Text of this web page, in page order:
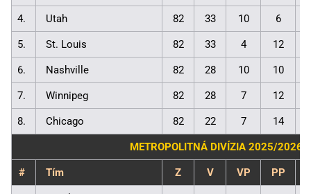
4. Utah 82 33 10 6
5. St. Louis 82 33 4 12
6. Nashville 82 28 10 10
7. Winnipeg 82 28 7 12
8. Chicago 82 22 7 14
METROPOLITNÁ DIVÍZIA 2025/2026
# Tím Z V VP PP